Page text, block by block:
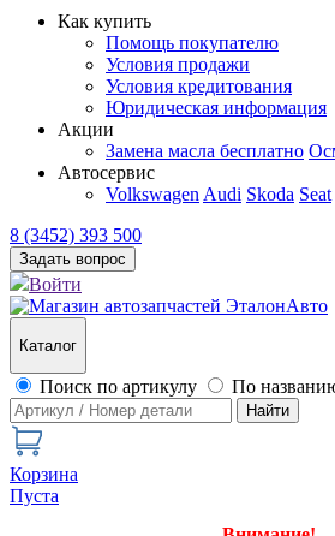
Как купить
Помощь покупателю
Условия продажи
Условия кредитования
Юридическая информация
Акции
Замена масла бесплатно
Автосервис
Volkswagen Audi Skoda Seat
8 (3452) 393 500
Задать вопрос
Войти
Каталог
Поиск по артикулу По
Найти
Корзина
Пуста